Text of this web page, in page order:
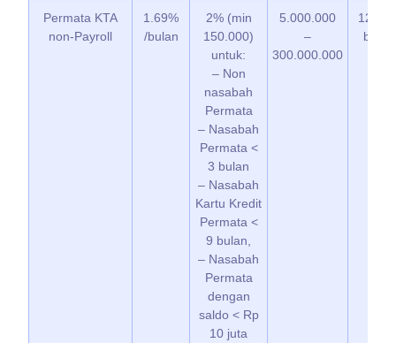
Permata KTA
non-Payroll
1.69%
/bulan
2% (min
150.000)
untuk:
– Non
nasabah
Permata
– Nasabah
Permata <
3 bulan
– Nasabah
Kartu Kredit
Permata <
9 bulan,
– Nasabah
Permata
dengan
saldo < Rp
10 juta
5.000.000
–
300.000.000
12 –
bulan